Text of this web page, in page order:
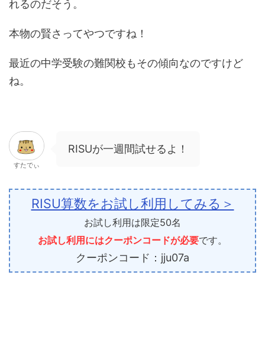
れるのだそう。
本物の賢さってやつですね！
最近の中学受験の難関校もその傾向なのですけど
ね。
すたでぃ
RISUが一週間試せるよ！
RISU算数をお試し利用してみる＞
お試し利用は限定50名
お試し利用にはクーポンコードが必要です。
クーポンコード：jju07a